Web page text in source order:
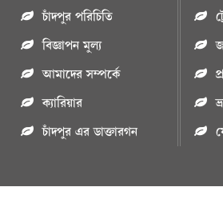
চাঁদপুর পরিচিতি
বিজ্ঞাপন মুল্য
আমাদের সম্পর্কে
ক্যারিয়ার
চাঁদপুর এর ডাক্তারগন